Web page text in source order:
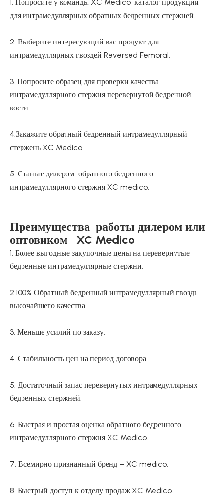
1. Попросите у команды XC Medico каталог продукции
для интрамедуллярных обратных бедренных стержней.
2. Выберите интересующий вас продукт для
интрамедуллярных гвоздей Reversed Femoral.
3. Попросите образец для проверки качества
интрамедуллярного стержня перевернутой бедренной
кости.
4.Закажите обратный бедренный интрамедуллярный
стержень XC Medico.
5. Станьте дилером обратного бедренного
интрамедуллярного стержня XC medico.
Преимущества работы дилером или
оптовиком XC Medico
1. Более выгодные закупочные цены на перевернутые
бедренные интрамедуллярные стержни.
2.100% Обратный бедренный интрамедуллярный гвоздь
высочайшего качества.
3. Меньше усилий по заказу.
4. Стабильность цен на период договора.
5. Достаточный запас перевернутых интрамедуллярных
бедренных стержней.
6. Быстрая и простая оценка обратного бедренного
интрамедуллярного стержня XC Medico.
7. Всемирно признанный бренд – XC medico.
8. Быстрый доступ к отделу продаж XC Medico.